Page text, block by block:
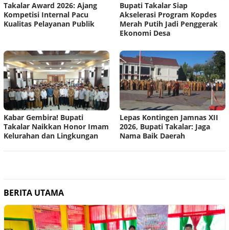
Takalar Award 2026: Ajang
Kompetisi Internal Pacu
Kualitas Pelayanan Publik
Bupati Takalar Siap
Akselerasi Program Kopdes
Merah Putih Jadi Penggerak
Ekonomi Desa
Kabar Gembira! Bupati
Takalar Naikkan Honor Imam
Kelurahan dan Lingkungan
Lepas Kontingen Jamnas XII
2026, Bupati Takalar: Jaga
Nama Baik Daerah
BERITA UTAMA